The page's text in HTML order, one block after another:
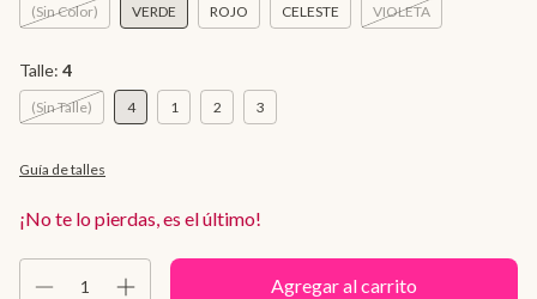
(Sin Color) VERDE ROJO CELESTE VIOLETA
Talle: 4
(Sin Talle) 4 1 2 3
Guía de talles
¡No te lo pierdas, es el último!